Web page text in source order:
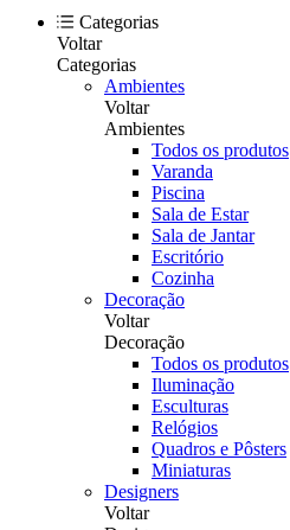
Categorias
Voltar
Categorias
Ambientes
Voltar
Ambientes
Todos os produtos
Varanda
Piscina
Sala de Estar
Sala de Jantar
Escritório
Cozinha
Decoração
Voltar
Decoração
Todos os produtos
Iluminação
Esculturas
Relógios
Quadros e Pôsters
Miniaturas
Designers
Voltar